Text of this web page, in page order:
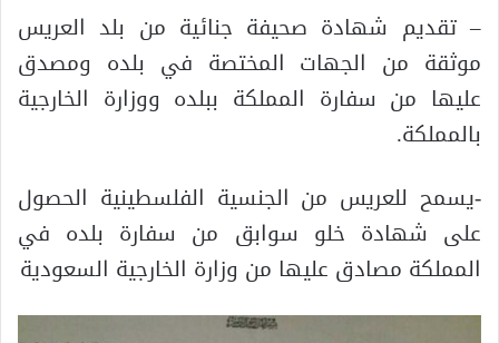
– تقديم شهادة صحيفة جنائية من بلد العريس
موثقة من الجهات المختصة في بلده ومصدق
عليها من سفارة المملكة ببلده ووزارة الخارجية
بالمملكة.
-يسمح للعريس من الجنسية الفلسطينية الحصول
على شهادة خلو سوابق من سفارة بلده في
المملكة مصادق عليها من وزارة الخارجية السعودية